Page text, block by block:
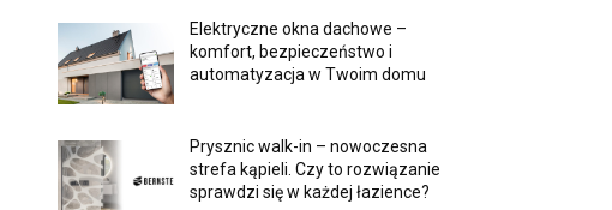
Elektryczne okna dachowe –
komfort, bezpieczeństwo i
automatyzacja w Twoim domu
Prysznic walk-in – nowoczesna
strefa kąpieli. Czy to rozwiązanie
sprawdzi się w każdej łazience?